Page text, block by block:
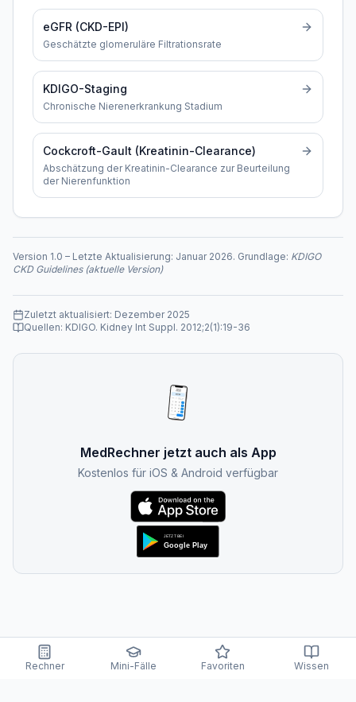
eGFR (CKD-EPI)
Geschätzte glomeruläre Filtrationsrate
KDIGO-Staging
Chronische Nierenerkrankung Stadium
Cockcroft-Gault (Kreatinin-Clearance)
Abschätzung der Kreatinin-Clearance zur Beurteilung
der Nierenfunktion
Version 1.0 – Letzte Aktualisierung: Januar 2026. Grundlage: KDIGO
CKD Guidelines (aktuelle Version)
Zuletzt aktualisiert: Dezember 2025
Quellen: KDIGO. Kidney Int Suppl. 2012;2(1):19-36
MedRechner jetzt auch als App
Kostenlos für iOS & Android verfügbar
Rechner Mini-Fälle Favoriten Wissen